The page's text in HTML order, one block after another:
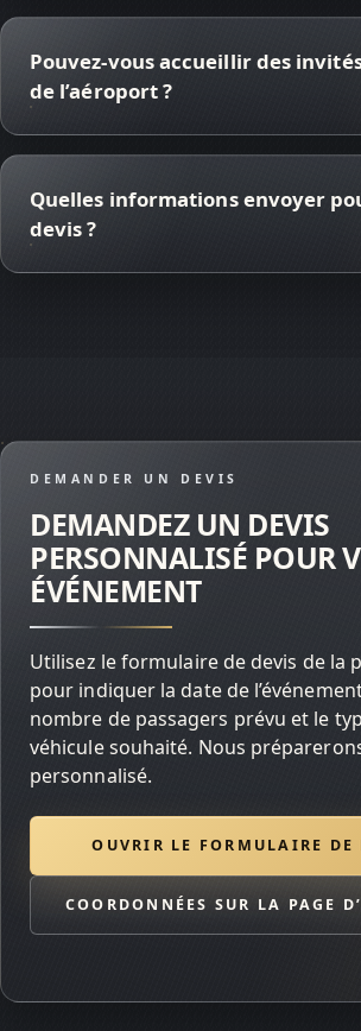
Pouvez-vous accueillir des
de l’aéroport ?
Quelles informations envoyer
devis ?
DEMANDER UN DEVIS
DEMANDEZ UN DEVIS
PERSONNALISÉ POUR
ÉVÉNEMENT
Utilisez le formulaire de devis de la
pour indiquer la date de
nombre de passagers prévu et le
véhicule souhaité. Nous
personnalisé.
OUVRIR LE FORMULAIRE DE
COORDONNÉES SUR LA PAGE